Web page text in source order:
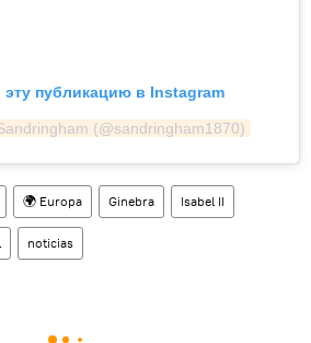
эту публикацию в Instagram
(@sandringham1870)
🌍 Europa Ginebra Isabel II
noticias